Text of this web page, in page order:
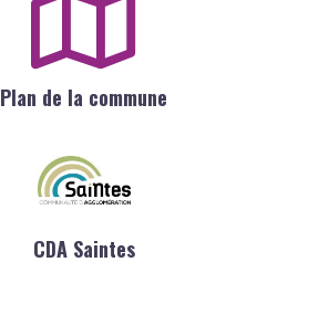
Plan de la commune
CDA Saintes